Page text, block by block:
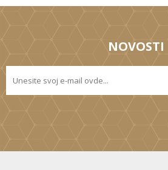
NOVOSTI